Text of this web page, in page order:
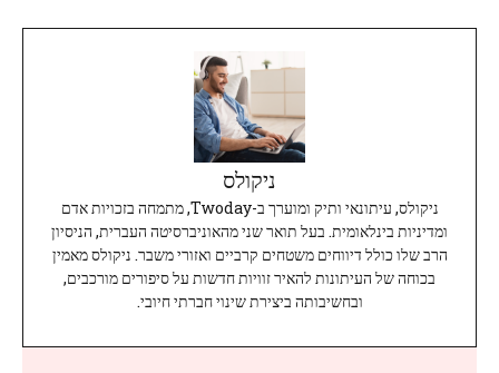
ניקולס
ניקולס, עיתונאי ותיק ומוערך ב-Twoday, מתמחה בזכויות אדם
ומדיניות בינלאומית. בעל תואר שני מהאוניברסיטה העברית, הניסיון
הרב שלו כולל דיווחים משטחים קרביים ואזורי משבר. ניקולס מאמין
בכוחה של העיתונות להאיר זוויות חדשות על סיפורים מורכבים,
ובחשיבותה ביצירת שינוי חברתי חיובי.